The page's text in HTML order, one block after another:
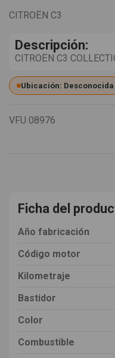
CITROËN C3
Descripción:
CITROËN C3
Ubicación: Desconocida
VFU 08976
Ficha del
Año fabricación
Código motor
Kilometraje
Bastidor
Color
Combustible